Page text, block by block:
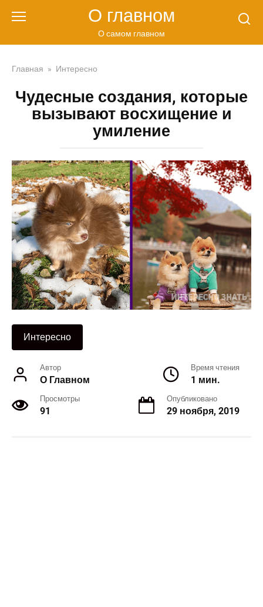
О главном
О самом главном
Главная » Интересно
Чудесные создания, которые
вызывают восхищение и
умиление
Интересно
Автор
О Главном
Время чтения
1 мин.
Просмотры
91
Опубликовано
29 ноября, 2019